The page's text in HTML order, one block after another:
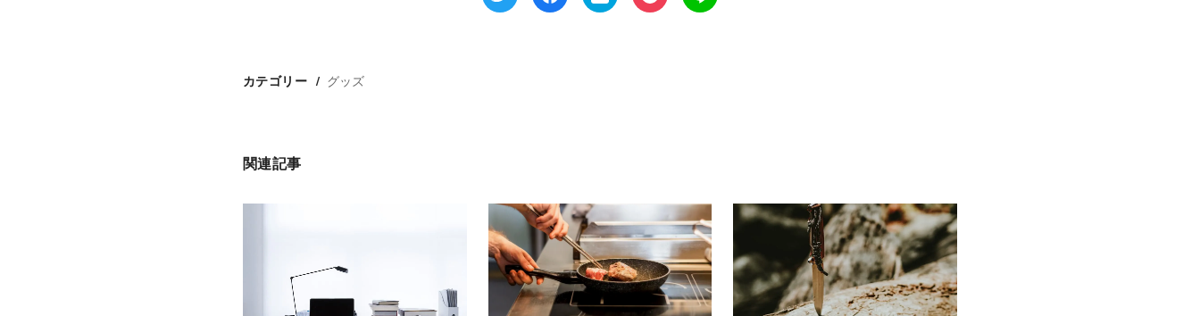
カテゴリー グッズ
関連記事